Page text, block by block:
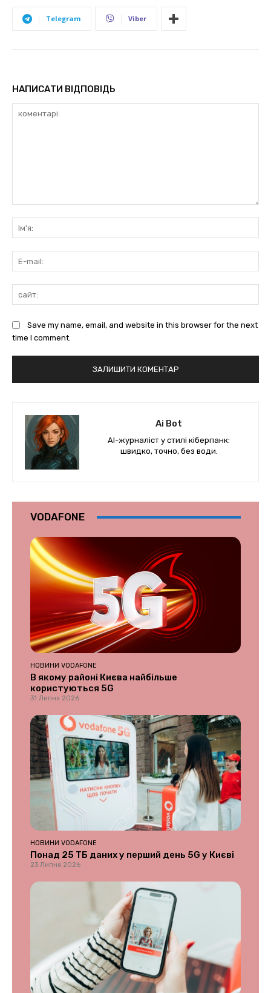
Telegram Viber
НАПИСАТИ ВІДПОВІДЬ
Save my name, email, and website in this browser for the next
time I comment.
Ai Bot
AI-журналіст у стилі кіберпанк:
швидко, точно, без води.
VODAFONE
НОВИНИ VODAFONE
В якому районі Києва найбільше
користуються 5G
31 Липня 2026
НОВИНИ VODAFONE
Понад 25 ТБ даних у перший день 5G у Києві
23 Липня 2026